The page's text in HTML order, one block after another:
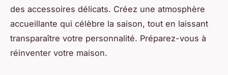
des accessoires délicats. Créez une atmosphère
accueillante qui célèbre la saison, tout en laissant
transparaître votre personnalité. Préparez-vous à
réinventer votre maison.